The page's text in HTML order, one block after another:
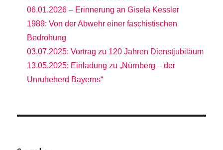
06.01.2026 – Erinnerung an Gisela Kessler
1989: Von der Abwehr einer faschistischen
Bedrohung
03.07.2025: Vortrag zu 120 Jahren Dienstjubiläum
13.05.2025: Einladung zu „Nürnberg – der
Unruheherd Bayerns“